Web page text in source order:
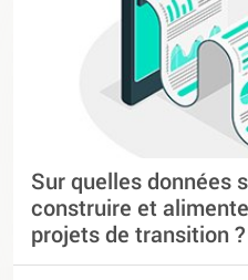
Sur quelles données
construire et
projets de transition ?